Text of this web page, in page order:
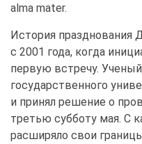
alma mater.
История празднования
с 2001 года, когда
первую встречу.
государственного
и принял решение о
третью субботу мая. С
расширяло свои